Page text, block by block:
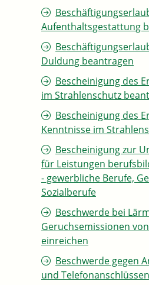
Aufenthaltsgestattung
Duldung beantragen
Bescheinigung des
im Strahlenschutz
Bescheinigung des
Kenntnisse im
Bescheinigung zur
für Leistungen
- gewerbliche Berufe,
Sozialberufe
Beschwerde bei
Geruchsemissionen
einreichen
Beschwerde gegen
und